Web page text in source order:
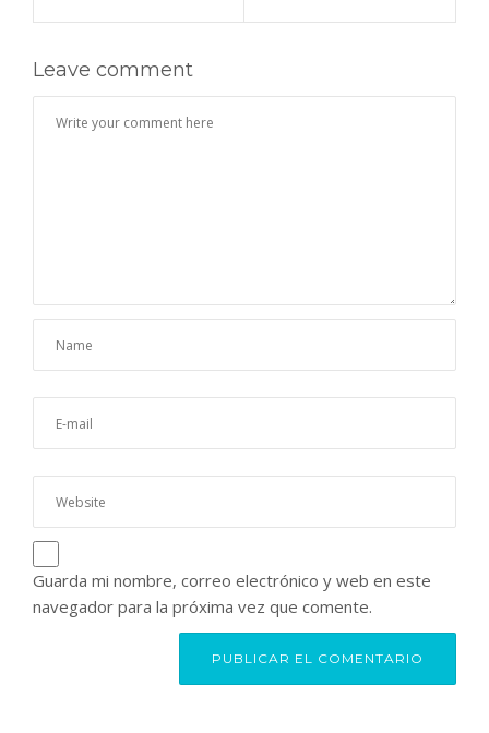
Leave comment
Guarda mi nombre, correo electrónico y web en este
navegador para la próxima vez que comente.